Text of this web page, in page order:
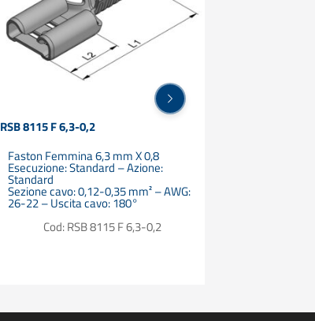
RSB 8115 F 6,3-0,2
Faston Femmina 6,3 mm X 0,8
Esecuzione: Standard – Azione:
Standard
Sezione cavo: 0,12-0,35 mm² – AWG:
26-22 – Uscita cavo: 180°
Cod: RSB 8115 F 6,3-0,2